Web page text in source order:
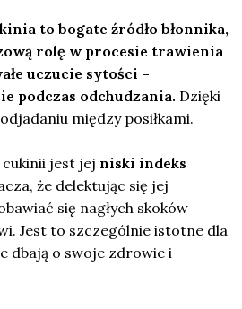
to bogate źródło błonnika,
rolę w procesie trawienia
uczucie sytości –
podczas odchudzania. Dzięki
między posiłkami.
jest jej niski indeks
że delektując się jej
się nagłych skoków
Jest to szczególnie istotne dla
dbają o swoje zdrowie i